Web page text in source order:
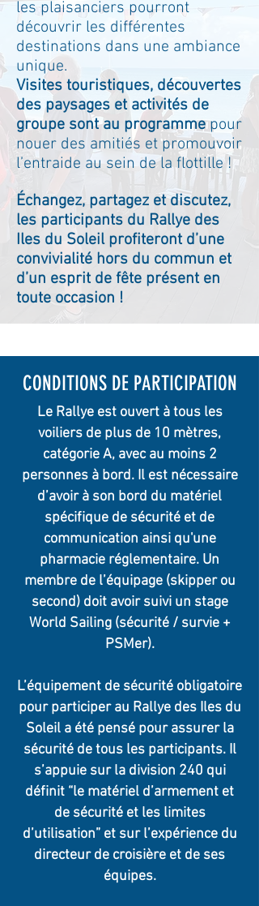
les plaisanciers pourront
découvrir les différentes
destinations dans une ambiance
unique.
Visites touristiques, découvertes
des paysages et activités de
groupe sont au programmepour
nouer des amitiés et promouvoir
l’entraide au sein de la flottille !
Échangez, partagez et discutez,
les participants du Rallye des
Iles du Soleil profiteront d’une
convivialité hors du commun et
d’un esprit de fête présent en
toute occasion !
CONDITIONS DE PARTICIPATION
Le Rallye est ouvert à tous les
voiliers de plus de 10 mètres,
catégorie A, avec au moins 2
personnes à bord. Il est nécessaire
d’avoir à son bord du matériel
spécifique de sécurité et de
communication ainsi qu'une
pharmacie réglementaire. Un
membre de l’équipage (skipper ou
second) doit avoir suivi un stage
World Sailing (sécurité / survie +
PSMer).
L’équipement de sécurité obligatoire
pour participer au Rallye des Iles du
Soleil a été pensé pour assurer la
sécurité de tous les participants. Il
s’appuie sur la division 240 qui
définit “le matériel d’armement et
de sécurité et les limites
d’utilisation” et sur l’expérience du
directeur de croisière et de ses
équipes.